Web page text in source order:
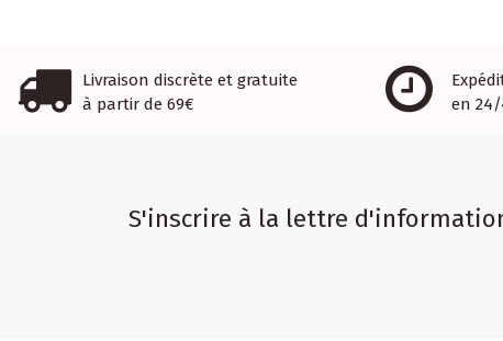
Livraison discrète et gratuite
à partir de 69€
en 24/
S'inscrire à la lettre